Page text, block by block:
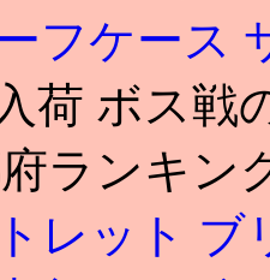
フケース
荷 ボス戦
ランキ
レット ブ